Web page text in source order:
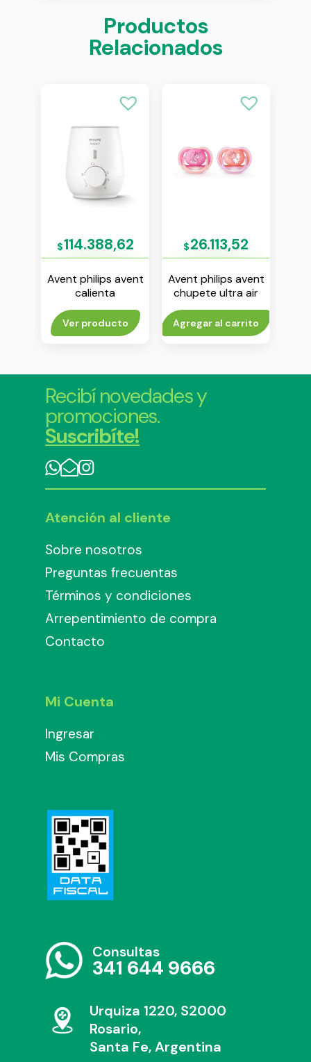
Productos
Relacionados
$114.388,62
Avent philips avent
calienta
mamaderas y
papilla
Ver producto
$26.113,52
Avent philips avent
chupete ultra air
unicornio 6-18 m
nena env x 2
Agregar al carrito
Recibí novedades y
promociones.
Suscribíte!
Atención al cliente
Sobre nosotros
Preguntas frecuentas
Términos y condiciones
Arrepentimiento de compra
Contacto
Mi Cuenta
Ingresar
Mis Compras
Consultas
341 644 9666
Urquiza 1220, S2000
Rosario,
Santa Fe, Argentina